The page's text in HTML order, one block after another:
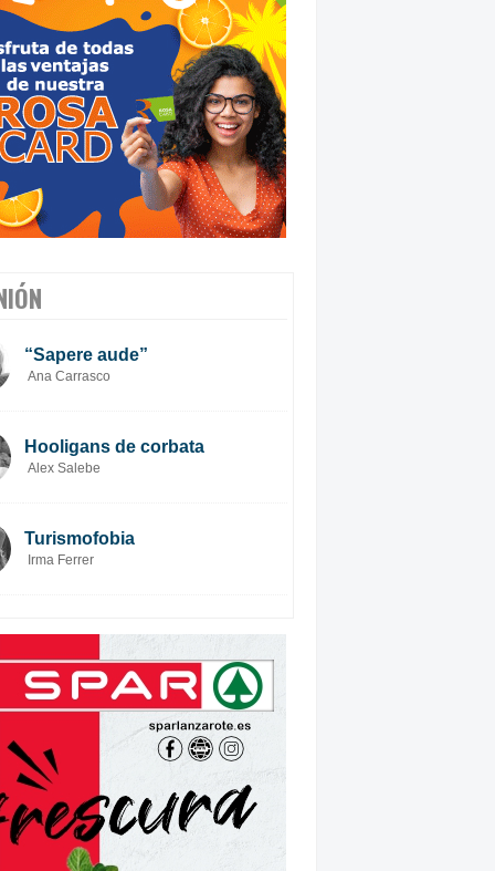
“Sapere aude”
Ana Carrasco
Hooligans de corbata
Alex Salebe
Turismofobia
Irma Ferrer